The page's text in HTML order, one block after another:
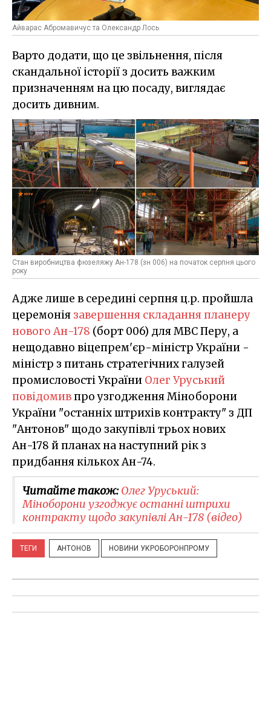
Айварас Абромавичус та Олександр Лось
Варто додати, що це звільнення, після
скандальної історії з досить важким
призначенням на цю посаду, виглядає
досить дивним.
Стан виробництва фюзеляжу Ан-178 (зн 006) на початок серпня цього
року
Адже лише в середині серпня ц.р. пройшла
церемонія завершення складання планеру
нового Ан-178 (борт 006) для МВС Перу, а
нещодавно віцепрем'єр-міністр України -
міністр з питань стратегічних галузей
промисловості України Олег Уруський
повідомивпро узгодження Міноборони
України "останніх штрихів контракту" з ДП
"Антонов" щодо закупівлі трьох нових
Ан-178 й планах на наступний рік з
придбання кількох Ан-74.
Читайте також:Олег Уруський:
Міноборони узгоджує останні штрихи
контракту щодо закупівлі Ан-178 (відео)
ТЕГИ АНТОНОВ НОВИНИ УКРОБОРОНПРОМУ